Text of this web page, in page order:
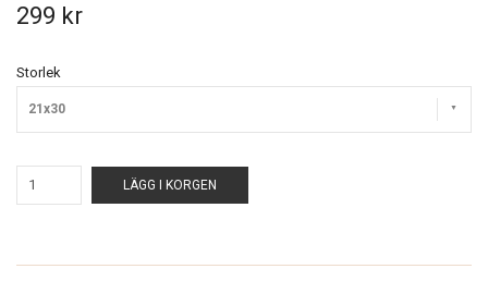
299 kr
Storlek
21x30
LÄGG I KORGEN